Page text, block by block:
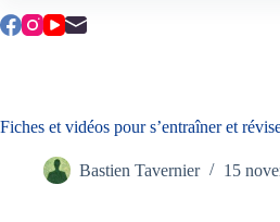
Fiches et vidéos pour s’entraîner et
Bastien Tavernier 15